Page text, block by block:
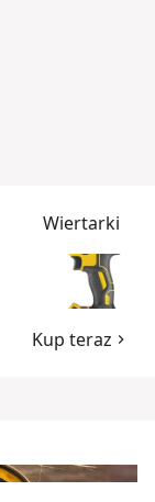
Wiertarki
Kup teraz